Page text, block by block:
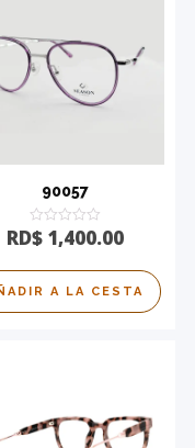
90057
Calificado
0
5
RD$1,400.00
A LA CESTA